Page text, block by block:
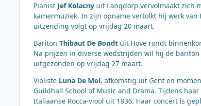
Pianist Jef Kolacny uit Langdorp vervolmaakt zich
kamermuziek. In zijn opname vertolkt hij werk van
uitzending volgt op vrijdag 20 maart.
Bariton Thibaut De Bondt uit Hove rondt
Na prijzen in diverse wedstrijden wil hij de
uitgezonden op vrijdag 27 maart.
Violiste Luna De Mol, afkomstig uit Gent en
Guildhall School of Music and Drama. Tijdens
Italiaanse Rocca-viool uit 1836. Haar concert is